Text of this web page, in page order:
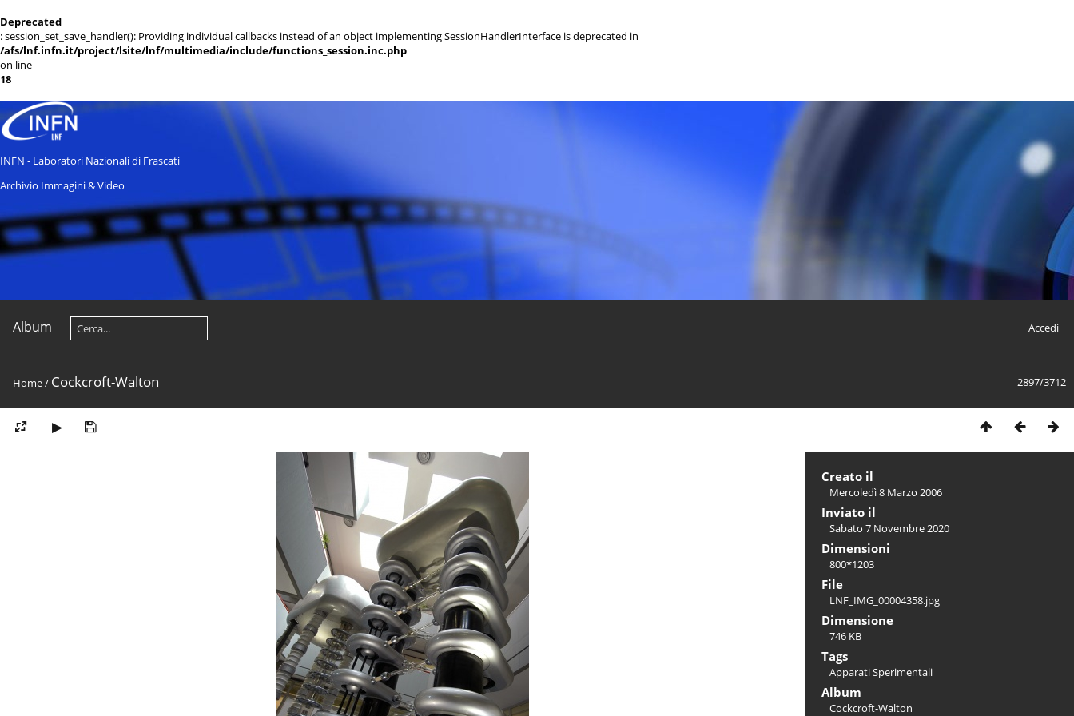
Deprecated
: session_set_save_handler(): Providing individual callbacks instead of an object implementing SessionHandlerInterface is deprecated in
/afs/lnf.infn.it/project/lsite/lnf/multimedia/include/functions_session.inc.php
on line
18
INFN - Laboratori Nazionali di Frascati
Archivio Immagini & Video
Album Accedi
2897/3712
Home/ Cockcroft-Walton
Creato il
Mercoledì 8 Marzo 2006
Inviato il
Sabato 7 Novembre 2020
Dimensioni
800*1203
File
LNF_IMG_00004358.jpg
Dimensione
746 KB
Tags
Apparati Sperimentali
Album
Cockcroft-Walton